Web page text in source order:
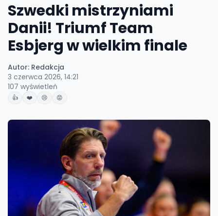
Szwedki mistrzyniami
Danii! Triumf Team
Esbjerg w wielkim finale
Autor: Redakcja
3 czerwca 2026, 14:21
107 wyświetleń
👍 ❤️ 😢 😡